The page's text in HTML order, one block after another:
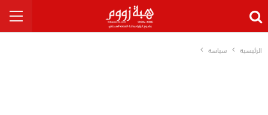
الرئيسية سياسة